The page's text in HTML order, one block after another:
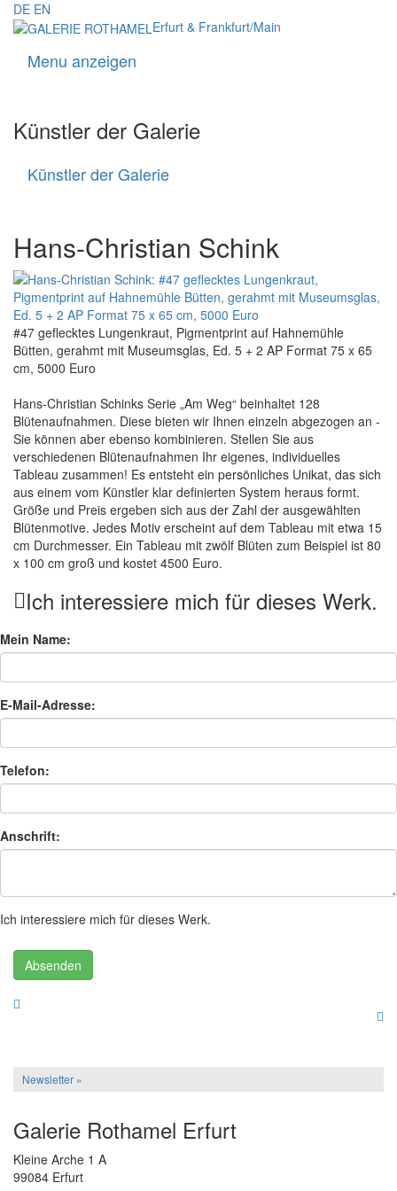
DE EN
Erfurt & Frankfurt/Main
Menu anzeigen
Künstler der Galerie
Künstler der Galerie
Hans-Christian Schink
#47 geflecktes Lungenkraut, Pigmentprint auf Hahnemühle
Bütten, gerahmt mit Museumsglas, Ed. 5 + 2 AP Format 75 x 65
cm, 5000 Euro
Hans-Christian Schinks Serie „Am Weg“ beinhaltet 128
Blütenaufnahmen. Diese bieten wir Ihnen einzeln abgezogen an -
Sie können aber ebenso kombinieren. Stellen Sie aus
verschiedenen Blütenaufnahmen Ihr eigenes, individuelles
Tableau zusammen! Es entsteht ein persönliches Unikat, das sich
aus einem vom Künstler klar definierten System heraus formt.
Größe und Preis ergeben sich aus der Zahl der ausgewählten
Blütenmotive. Jedes Motiv erscheint auf dem Tableau mit etwa 15
cm Durchmesser. Ein Tableau mit zwölf Blüten zum Beispiel ist 80
x 100 cm groß und kostet 4500 Euro.
Ich interessiere mich für dieses Werk.
Mein Name:
E-Mail-Adresse:
Telefon:
Anschrift:
Ich interessiere mich für dieses Werk.
Absenden
Newsletter »
Galerie Rothamel Erfurt
Kleine Arche 1 A
99084 Erfurt